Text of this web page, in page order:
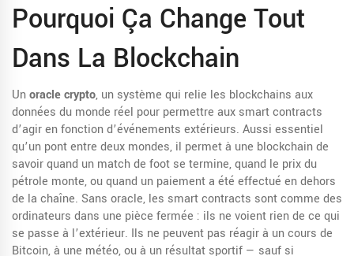
Pourquoi Ça Change Tout
Dans La Blockchain
Unoracle crypto, un système qui relie les blockchains aux
données du monde réel pour permettre aux smart contracts
d’agir en fonction d’événements extérieurs. Aussi essentiel
qu’un pont entre deux mondes, il permet à une blockchain de
savoir quand un match de foot se termine, quand le prix du
pétrole monte, ou quand un paiement a été effectué en dehors
de la chaîne. Sans oracle, les smart contracts sont comme des
ordinateurs dans une pièce fermée : ils ne voient rien de ce qui
se passe à l’extérieur. Ils ne peuvent pas réagir à un cours de
Bitcoin, à une météo, ou à un résultat sportif — sauf si